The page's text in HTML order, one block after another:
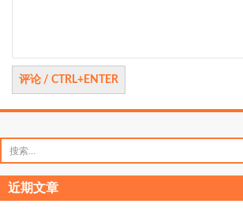
索：
近期文章